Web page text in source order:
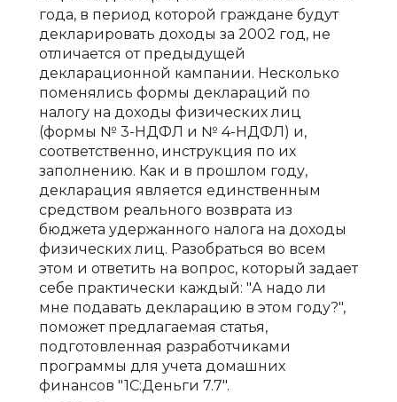
года, в период которой граждане будут
декларировать доходы за 2002 год, не
отличается от предыдущей
декларационной кампании. Несколько
поменялись формы деклараций по
налогу на доходы физических лиц
(формы № 3-НДФЛ и № 4-НДФЛ) и,
соответственно, инструкция по их
заполнению. Как и в прошлом году,
декларация является единственным
средством реального возврата из
бюджета удержанного налога на доходы
физических лиц. Разобраться во всем
этом и ответить на вопрос, который задает
себе практически каждый: "А надо ли
мне подавать декларацию в этом году?",
поможет предлагаемая статья,
подготовленная разработчиками
программы для учета домашних
финансов "1С:Деньги 7.7".